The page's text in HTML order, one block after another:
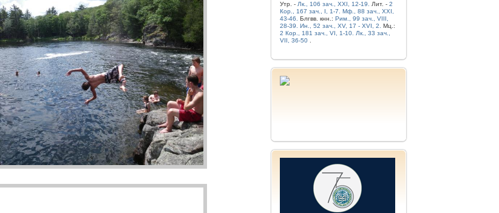
Утр. - Лк., 106 зач., XXI, 12-19. Лит. - 2
Кор., 167 зач., I, 1-7.
Мф., 88 зач., XXI,
43-46.
Блгвв. кнн.: Рим., 99 зач., VIII,
28-39.
Ин., 52 зач., XV, 17 - XVI, 2.
Мц.:
2 Кор., 181 зач., VI, 1-10.
Лк., 33 зач.,
VII, 36-50